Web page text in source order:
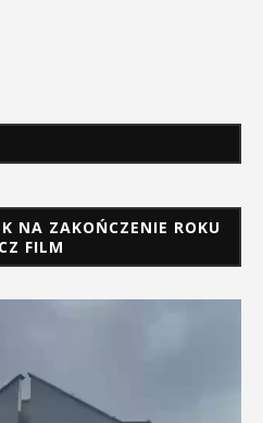
NA ZAKOŃCZENIE ROKU
FILM